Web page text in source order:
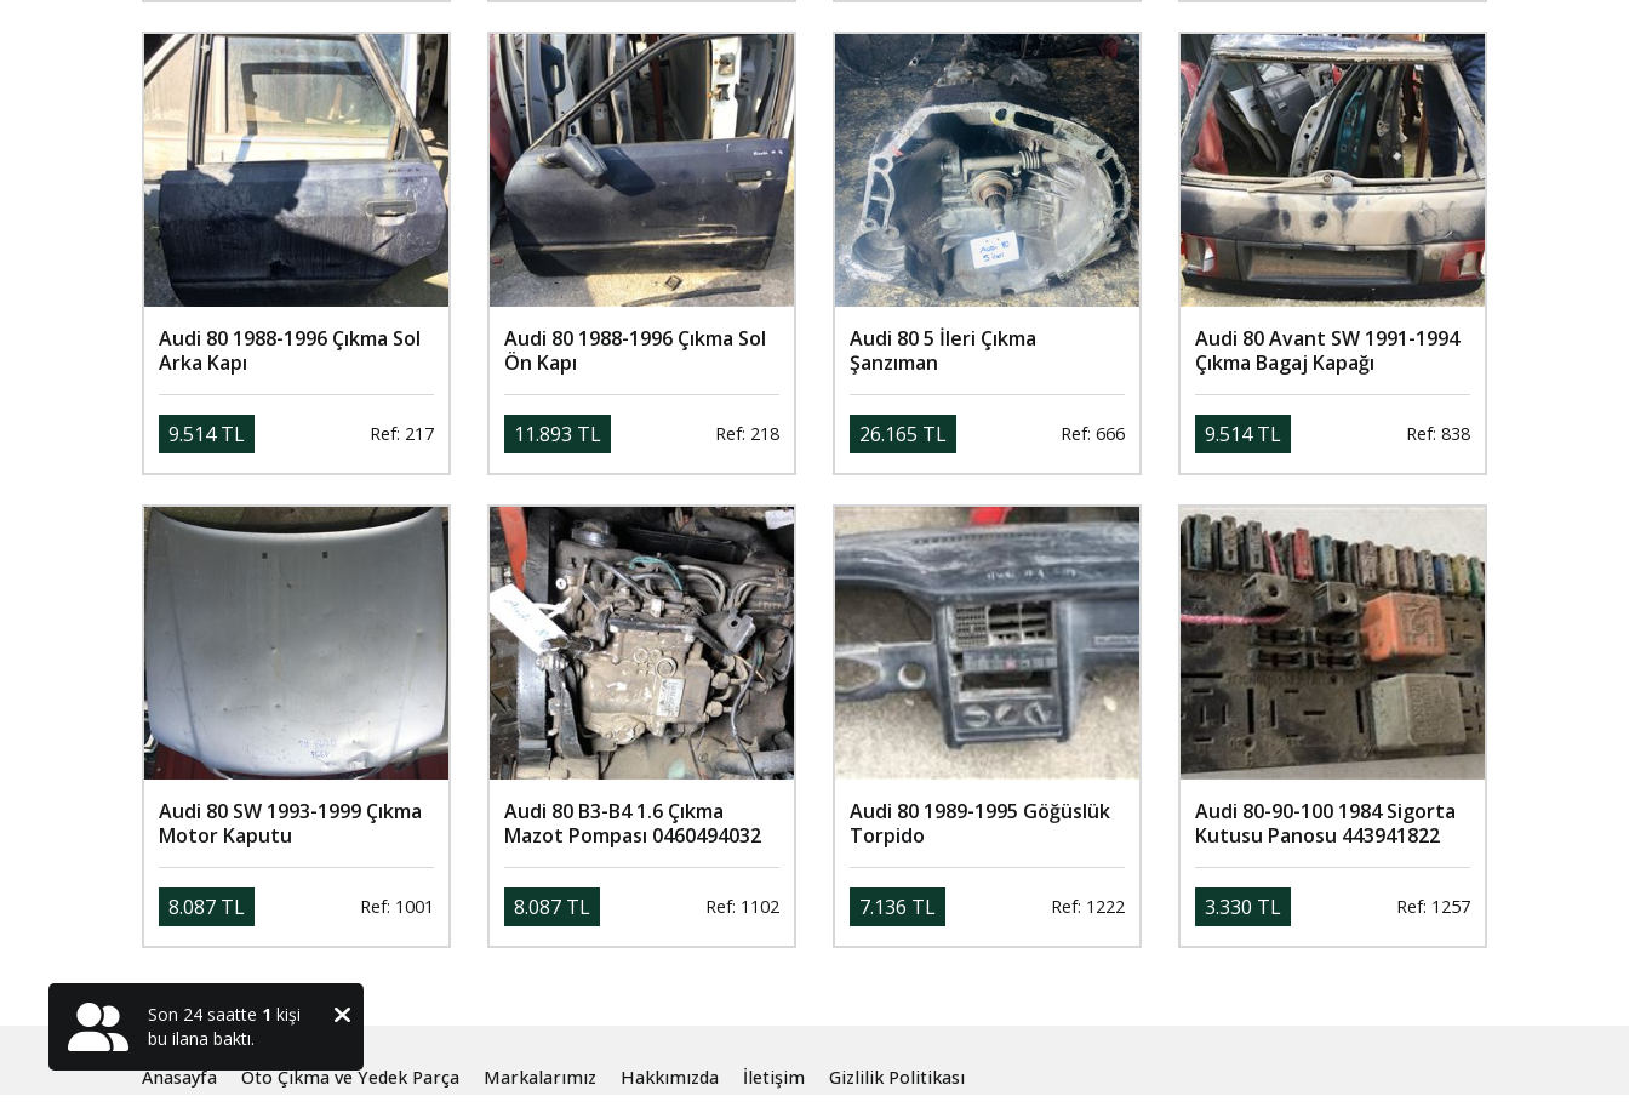
Audi 80 1988-1996 Çıkma Sol
Arka Kapı
9.514 TL Ref: 217
Audi 80 1988-1996 Çıkma Sol
Ön Kapı
11.893 TL Ref: 218
Audi 80 5 İleri Çıkma
Şanzıman
26.165 TL Ref: 666
Audi 80 Avant SW 1991-1994
Çıkma Bagaj Kapağı
9.514 TL Ref: 838
Audi 80 SW 1993-1999 Çıkma
Motor Kaputu
8.087 TL Ref: 1001
Audi 80 B3-B4 1.6 Çıkma
Mazot Pompası 0460494032
8.087 TL Ref: 1102
Audi 80 1989-1995 Göğüslük
Torpido
7.136 TL Ref: 1222
Audi 80-90-100 1984 Sigorta
Kutusu Panosu 443941822
3.330 TL Ref: 1257
Anasayfa Oto Çıkma ve Yedek Parça Markalarımız Hakkımızda İletişim Gizlilik Politikası
Son 24 saatte 1 kişi
bu ilana baktı.